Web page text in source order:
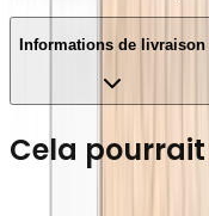
Informations de livraison
Cela